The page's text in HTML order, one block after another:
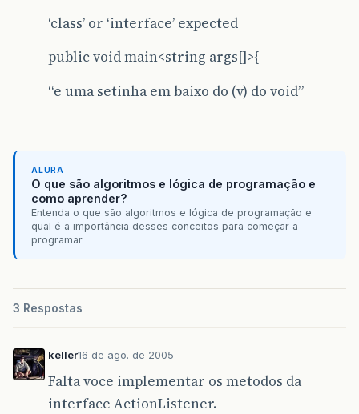
}
janela = new projeto();
true
);
pos
}
‘class’ or ‘interface’ expected
public void main<string args[]>{
“e uma setinha em baixo do (v) do void”
ALURA
O que são algoritmos e lógica de programação e
como aprender?
Entenda o que são algoritmos e lógica de programação e
qual é a importância desses conceitos para começar a
programar
3 Respostas
keller16 de ago. de 2005
Falta voce implementar os metodos da
interface ActionListener.